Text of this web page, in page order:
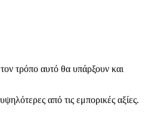
τρόπο αυτό θα υπάρξουν και
από τις εμπορικές αξίες.